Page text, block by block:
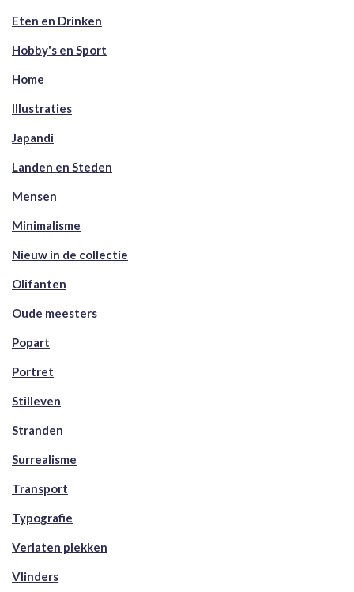
Eten en Drinken
Hobby's en Sport
Home
Illustraties
Japandi
Landen en Steden
Mensen
Minimalisme
Nieuw in de collectie
Olifanten
Oude meesters
Popart
Portret
Stilleven
Stranden
Surrealisme
Transport
Typografie
Verlaten plekken
Vlinders